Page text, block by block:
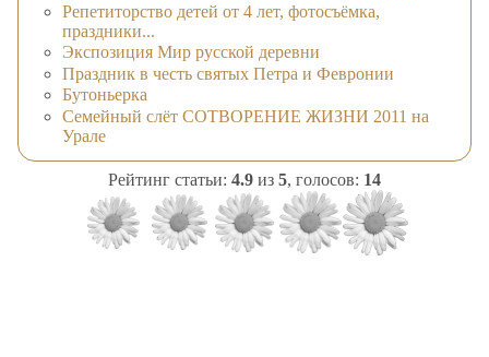
Репетиторство детей от 4 лет, фотосъёмка,
праздники...
Экспозиция Мир русской деревни
Праздник в честь святых Петра и Февронии
Бутоньерка
Семейный слёт СОТВОРЕНИЕ ЖИЗНИ 2011 на
Урале
Рейтинг статьи: 4.9 из 5, голосов: 14